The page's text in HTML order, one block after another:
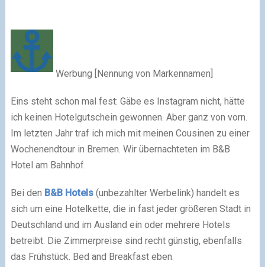
Werbung [Nennung von Markennamen]
Eins steht schon mal fest: Gäbe es Instagram nicht, hätte
ich keinen Hotelgutschein gewonnen. Aber ganz von vorn.
Im letzten Jahr traf ich mich mit meinen Cousinen zu einer
Wochenendtour in Bremen. Wir übernachteten im B&B
Hotel am Bahnhof.
Bei den B&B Hotels(unbezahlter Werbelink) handelt es
sich um eine Hotelkette, die in fast jeder größeren Stadt in
Deutschland und im Ausland ein oder mehrere Hotels
betreibt. Die Zimmerpreise sind recht günstig, ebenfalls
das Frühstück. Bed and Breakfast eben.